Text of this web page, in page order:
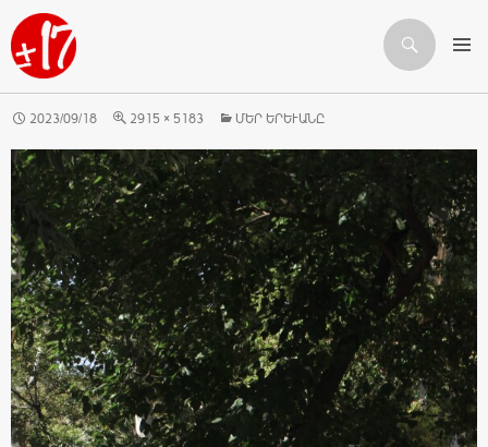
Որոնում
ԱՆՑՆԵԼ ԲՈՎԱՆԴԱԿՈՒԹՅԱՆԸ
2023/09/18 2915 × 5183 ՄԵՐ ԵՐԵՒԱՆԸ